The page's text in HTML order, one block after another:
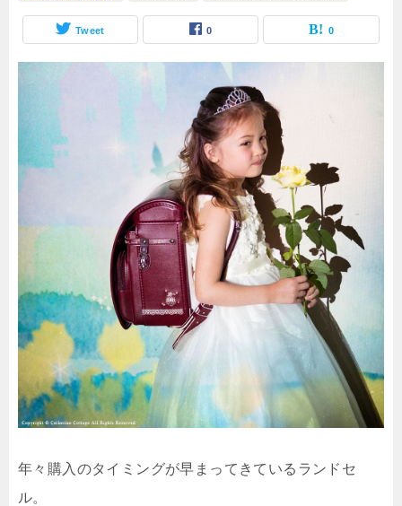
Tweet 0 0
年々購入のタイミングが早まってきているランドセ
ル。